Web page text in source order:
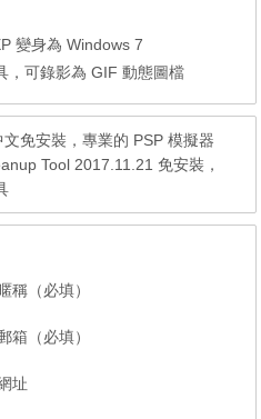
變身為 Windows 7
，可錄影為 GIF 動態圖檔
免安裝，專業的 PSP 模擬器
Tool 2017.11.21 免安裝，
稱（必填）
箱（必填）
址